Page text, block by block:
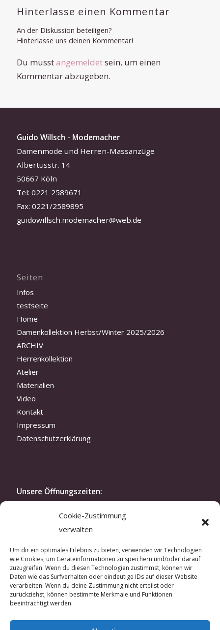
Cookie-Zustimmung
verwalten
Um dir ein optimales Erlebnis zu bieten, verwenden wir Technologien
wie Cookies, um Geräteinformationen zu speichern und/oder darauf
zuzugreifen. Wenn du diesen Technologien zustimmst, können wir
Daten wie das Surfverhalten oder eindeutige IDs auf dieser Website
verarbeiten. Wenn du deine Zustimmung nicht erteilst oder
zurückziehst, können bestimmte Merkmale und Funktionen
beeinträchtigt werden.
Hinterlasse einen Kommentar
An der Diskussion beteiligen?
Hinterlasse uns deinen Kommentar!
Du musstangemeldetsein, um einen
Kommentar abzugeben.
Guido Willsch - Modemacher
Damenmode und Herren-Massanzüge
Albertusstr. 14
50667 Köln
Tel: 0221 2589671
Fax: 0221/2589895
guidowillsch.modemacher@web.de
Seiten
Infos
testseite
Home
Damenkollektion Herbst/Winter 2025/2026
ARCHIV
Herrenkollektion
Atelier
Materialien
Video
Kontakt
Impressum
Datenschutzerklärung
Unsere Öffnungszeiten:
Samstag: 11.30-16 Uhr
oder nach Vereinbarung
Modenschau:
Zweimal im Jahr laden wir exklusiv unsere Kunden
und Kundinnen zu unserer Modenschau ein. In der
kreativen Atmosphäre unseres Ateliers lassen sich
hautnah unsere aktuellen Kreationen erleben.